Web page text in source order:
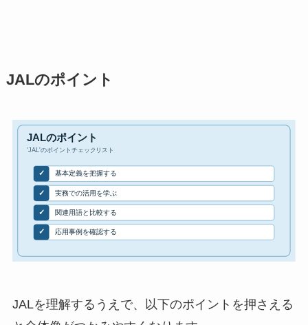
JALのポイント
JALを理解するうえで、以下のポイントを押さえる